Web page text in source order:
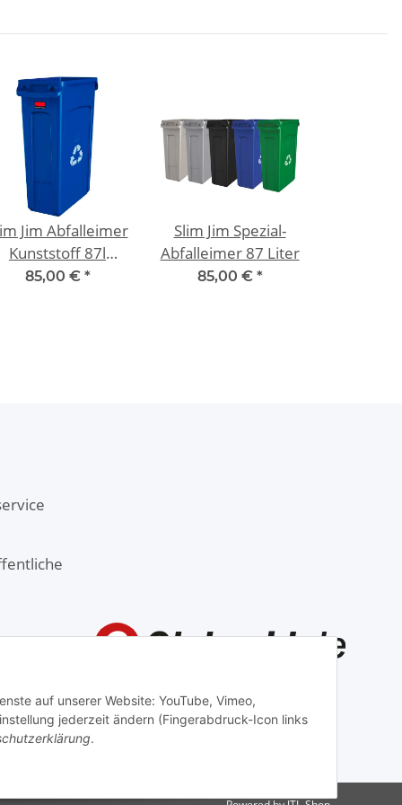
auf unserer Website: YouTube, Vimeo,
jederzeit ändern (Fingerabdruck-Icon links
.
Jim Abfalleimer
Kunststoff 87l
schmal Blau
85,00 € *
Slim Jim Spezial-
Abfalleimer 87 Liter
85,00 € *